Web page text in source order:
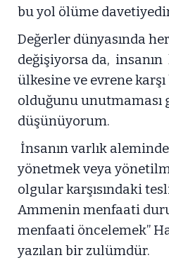
bu yol ölüme
Değerler dünyasında
değişiyorsa da,
ülkesine ve evrene
olduğunu unutmaması
düşünüyorum.
İnsanın varlık
yönetmek veya
olgular karşısındaki
Ammenin menfaati
menfaati öncelemek”
yazılan bir zulümdür.